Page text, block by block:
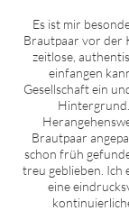
Es ist mir
Brautpaar vor der
zeitlose,
einfangen
Gesellschaft ein
Brautpaar
schon früh
treu geblieben. Ich
eine